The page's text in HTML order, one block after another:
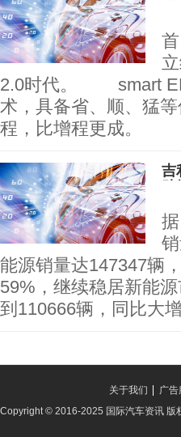
2.0时代。 smart
术，具备省、顺、猛
程，比增程更成。
吉
能源销量达147347辆
59%，继续稳居新能
到110666辆，同比大
广告
关于我们
Copyright © 2016-2025 国际汽车资讯